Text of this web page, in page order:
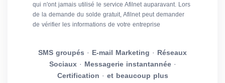
qui n'ont jamais utilisé le service Afilnet auparavant. Lors
de la demande du solde gratuit, Afilnet peut demander
de vérifier les informations de votre entreprise
SMS groupés · E-mail Marketing · Réseaux
Sociaux· Messagerie instantannée·
Certification · et beaucoup plus